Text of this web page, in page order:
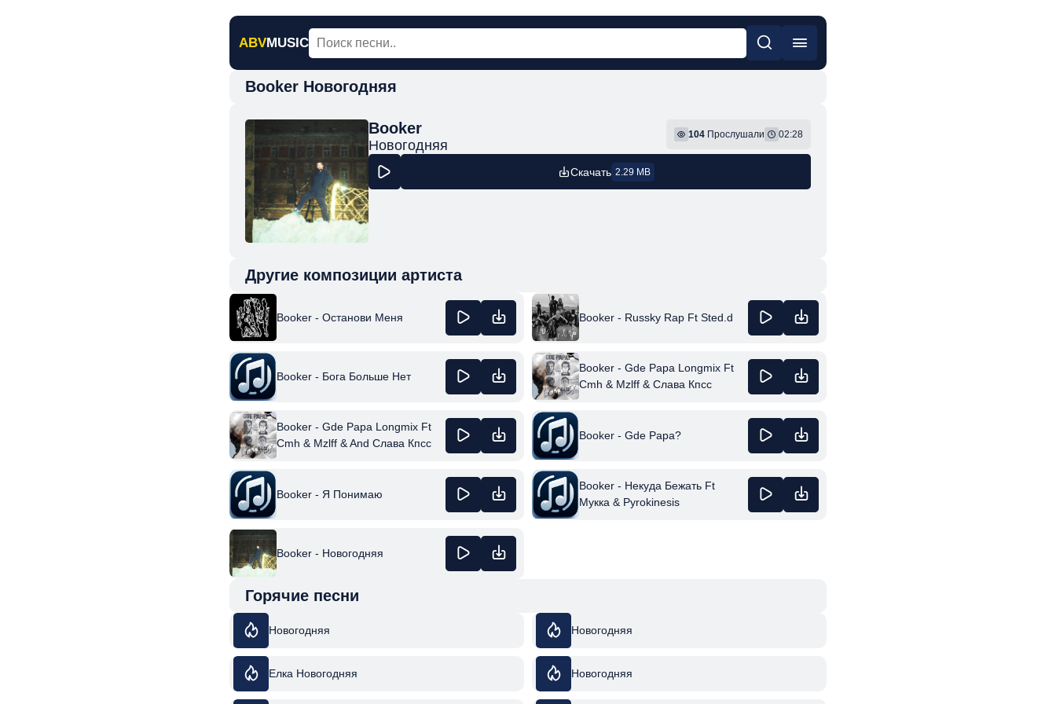
ABVMUSIC
Booker Новогодняя
Booker
Новогодняя
104 Прослушали 02:28
Скачать 2.29 MB
Другие композиции артиста
Booker - Останови Меня Booker - Russky Rap Ft Sted.d
Booker - Бога Больше Нет
Booker - Gde Papa Longmix Ft
Cmh & Mzlff & Слава Кпсс
Booker - Gde Papa Longmix Ft
Cmh & Mzlff & And Слава Кпсс
Booker - Gde Papa?
Booker - Я Понимаю
Booker - Некуда Бежать Ft
Мукка & Pyrokinesis
Booker - Новогодняя
Горячие песни
Новогодняя Новогодняя
Елка Новогодняя Новогодняя